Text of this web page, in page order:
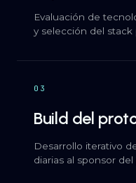
Evaluación de
y selección del stack
03
Build del
Desarrollo iterativo
diarias al sponsor del